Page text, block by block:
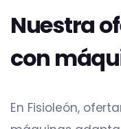
Nuestra
con
En Fisioleón,